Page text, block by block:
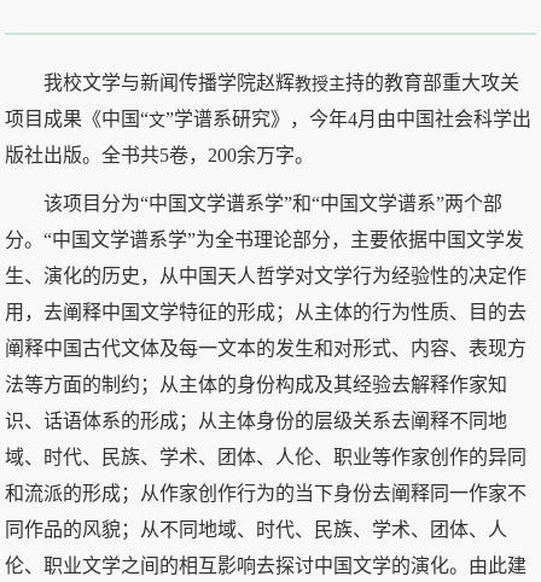
我校文学与新闻传播学院赵辉教授主持的教育部重大攻关
项目成果《中国“文”学谱系研究》，今年4月由中国社会科学出
版社出版。全书共5卷，200余万字。
该项目分为“中国文学谱系学”和“中国文学谱系”两个部
分。“中国文学谱系学”为全书理论部分，主要依据中国文学发
生、演化的历史，从中国天人哲学对文学行为经验性的决定作
用，去阐释中国文学特征的形成；从主体的行为性质、目的去
阐释中国古代文体及每一文本的发生和对形式、内容、表现方
法等方面的制约；从主体的身份构成及其经验去解释作家知
识、话语体系的形成；从主体身份的层级关系去阐释不同地
域、时代、民族、学术、团体、人伦、职业等作家创作的异同
和流派的形成；从作家创作行为的当下身份去阐释同一作家不
同作品的风貌；从不同地域、时代、民族、学术、团体、人
伦、职业文学之间的相互影响去探讨中国文学的演化。由此建